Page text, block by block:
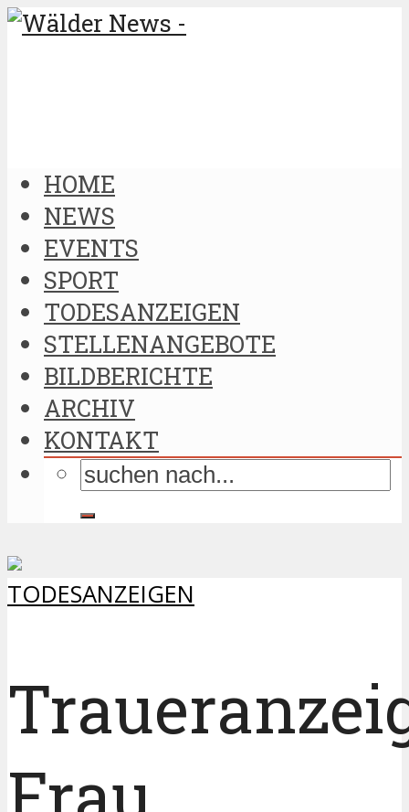
HOME
NEWS
EVENTS
SPORT
TODESANZEIGEN
STELLENANGEBOTE
BILDBERICHTE
ARCHIV
KONTAKT
TODESANZEIGEN